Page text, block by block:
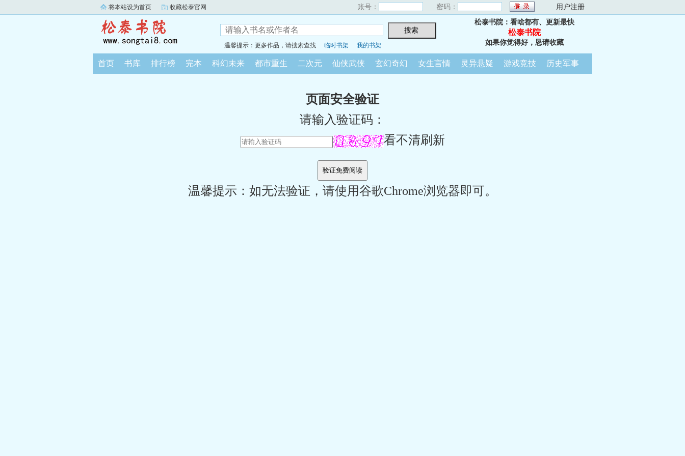
将本站设为首页 收藏松泰官网 账号： 密码： 用户注册
温馨提示：更多作品，请搜索查找 临时书架 我的书架
松泰书院：看啥都有、更新最快
松泰书院
如果你觉得好，恳请收藏
首页 书库 排行榜 完本 科幻未来 都市重生 二次元 仙侠武侠 玄幻奇幻 女生言情 灵异悬疑 游戏竞技 历史军事
页面安全验证
请输入验证码：
看不清刷新
温馨提示：如无法验证，请使用谷歌Chrome浏览器即可。